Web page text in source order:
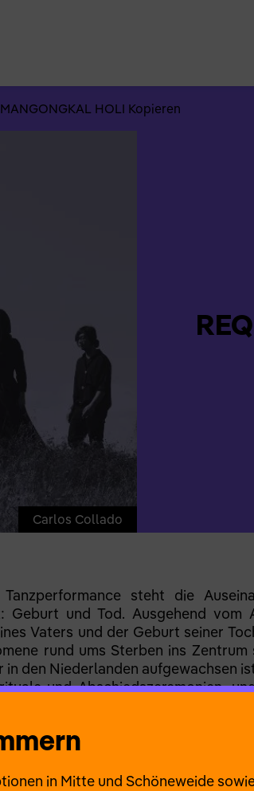
HOLI Kopieren
Carlos Collado
steht die
Geburt und Tod. Ausgehend vom
Vaters und der Geburt seiner
rund ums Sterben ins
den Niederlanden aufgewachsen
und Abschiedszeremonien,
begibt er sich auf die
in Mitte und Schöneweide